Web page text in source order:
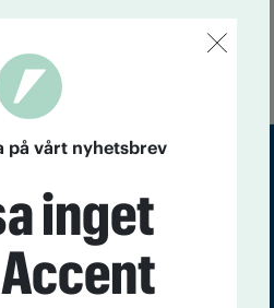
nummer av
på vårt nyhetsbrev
inget